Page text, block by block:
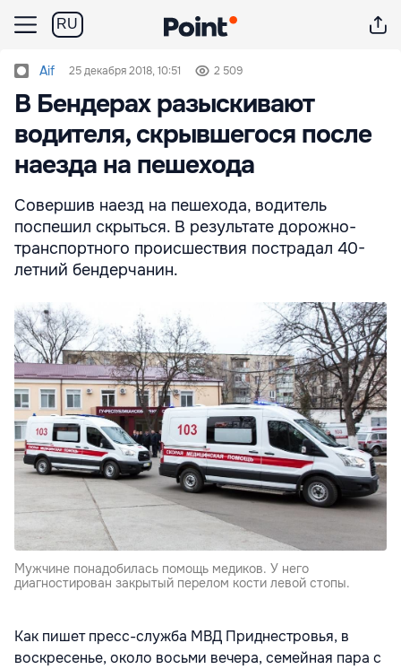
RU
Aif 25 декабря 2018, 10:51 2 509
В Бендерах разыскивают
водителя, скрывшегося после
наезда на пешехода
Совершив наезд на пешехода, водитель
поспешил скрыться. В результате дорожно-
транспортного происшествия пострадал 40-
летний бендерчанин.
Мужчине понадобилась помощь медиков. У него
диагностирован закрытый перелом кости левой стопы.
Как пишет пресс-служба МВД Приднестровья, в
воскресенье, около восьми вечера, семейная пара с